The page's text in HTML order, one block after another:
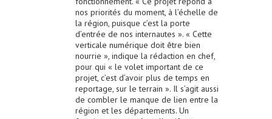
nos priorités du moment, à l’échelle de
la région, puisque c’est la porte
d’entrée de nos internautes ». « Cette
verticale numérique doit être bien
nourrie », indique la rédaction en chef,
pour qui « le volet important de ce
projet, c’est d’avoir plus de temps en
reportage, sur le terrain ». Il s’agit aussi
de combler le manque de lien entre la
région et les départements. Un